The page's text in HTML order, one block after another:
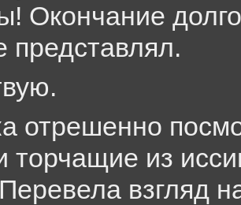
Окончание
представлял.
отрешенно
торчащие из
взгляд